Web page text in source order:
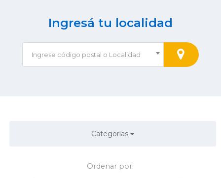
Ingresá tu localidad
Ingrese código postal o Localidad
Categorías
Ordenar por: